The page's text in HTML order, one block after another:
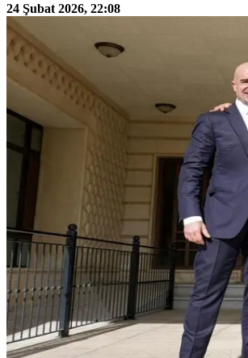
24 Şubat 2026, 22:08